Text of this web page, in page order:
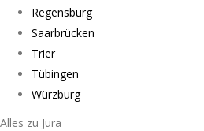
Regensburg
Saarbrücken
Trier
Tübingen
Würzburg
Alles zu Jura